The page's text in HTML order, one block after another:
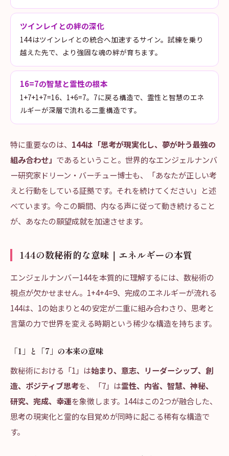
ツインレイとの絆の深化
144はツインレイとの統合へ加速するサイン。試練を乗り
越えた先で、より強固な魂の絆が育ちます。
16=7の智慧と霊性の根本
1+7+1+7=16、1+6=7。7に戻る構造で、霊性と智慧のエネ
ルギーが深層で流れる二重構造です。
特に重要なのは、 144は「思考が現実化し、夢が叶う最強の
組み合わせ」 であるということ。世界的なエンジェルナンバ
ー研究家ドリーン・バーチュー博士も、「あなたが正しい考
えと行動をしている証拠です。それを続けてください」と述
べています。今この瞬間、内なる声に従って動き続けること
が、あなたの願望成就を加速させます。
144の数秘術的な意味｜エネルギーの本質
エンジェルナンバー144を本質的に理解するには、数秘術の
視点が欠かせません。1+4+4=9、完成のエネルギーが流れる
144は、1の始まりと4の安定が二重に組み合わさり、思考と
言葉の力で世界を変える時期という稀少な構造を持ちます。
「1」と「7」の本来の意味
数秘術における「1」は始まり、意志、リーダーシップ、創
造、ポジティブ思考を、「7」は霊性、内省、智慧、神秘、
研究、完成、幸運を象徴します。144はこの2つが融合した、
思考の現実化と霊的な目覚めが同時に起こる稀有な構造で
す。